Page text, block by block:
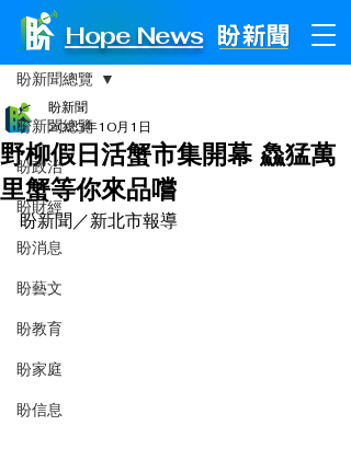
Hope News
文章
盼新聞總覽
盼政治
盼財經
盼消息
盼藝文
盼教育
盼家庭
盼信息
盼新聞總覽
野柳假日活蟹市集開幕 鱻猛萬
里蟹等你來品嚐
盼新聞
2023年10月1日
盼新聞／新北市報導